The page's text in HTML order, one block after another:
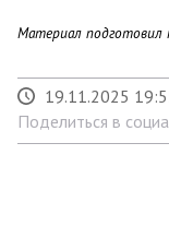
Материал подготовил
19.11.2025
Поделиться в